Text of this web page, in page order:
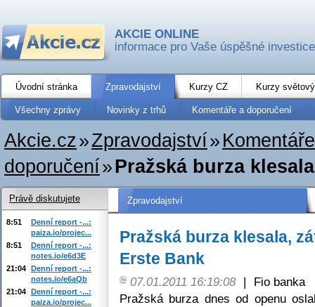
AKCIE ONLINE
informace pro Vaše úspěšné investice
Úvodní stránka Zpravodajství Kurzy CZ Kurzy
Všechny zprávy Novinky z trhů Komentáře a doporučení
Akcie.cz»Zpravodajství»
doporučení»Pražská burza
Zpravodajství
Pražská burza klesala,
Erste Bank
07.01.2011 16:19:08 |
Fio banka
Pražská burza dnes od openu
Právě diskutujete
8:51
Denní report -...:
paiza.io/projec...
8:51
Denní report -...:
notes.io/e6d3E
21:04 Denní report -...:
notes.io/e6aQb
21:04 Denní report -...:
paiza.io/projec...